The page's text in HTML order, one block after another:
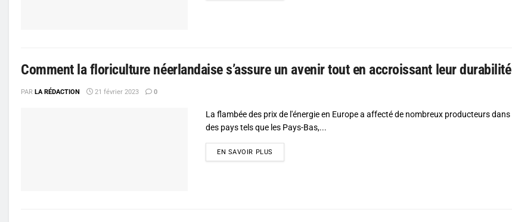
Comment la floriculture néerlandaise s’assure un avenir tout en accroissant leur durabilité
PAR LA RÉDACTION 21 février 2023 0
La flambée des prix de l'énergie en Europe a affecté de nombreux producteurs dans
des pays tels que les Pays-Bas,...
EN SAVOIR PLUS